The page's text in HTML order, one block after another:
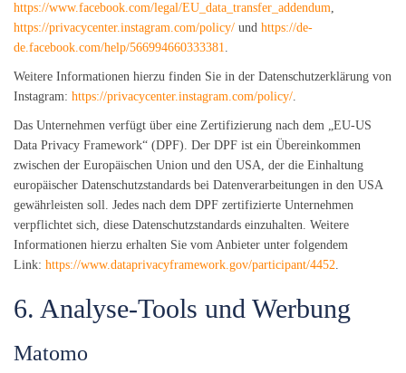
https://www.facebook.com/legal/EU_data_transfer_addendum,
https://privacycenter.instagram.com/policy/ und https://de-
de.facebook.com/help/566994660333381.
Weitere Informationen hierzu finden Sie in der Datenschutzerklärung von
Instagram: https://privacycenter.instagram.com/policy/.
Das Unternehmen verfügt über eine Zertifizierung nach dem „EU-US
Data Privacy Framework“ (DPF). Der DPF ist ein Übereinkommen
zwischen der Europäischen Union und den USA, der die Einhaltung
europäischer Datenschutzstandards bei Datenverarbeitungen in den USA
gewährleisten soll. Jedes nach dem DPF zertifizierte Unternehmen
verpflichtet sich, diese Datenschutzstandards einzuhalten. Weitere
Informationen hierzu erhalten Sie vom Anbieter unter folgendem
Link: https://www.dataprivacyframework.gov/participant/4452.
6. Analyse-Tools und Werbung
Matomo